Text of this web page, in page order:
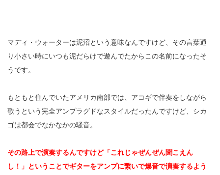
マディ・ウォーターは泥沼という意味なんですけど、その言葉通
り小さい時にいつも泥だらけで遊んでたからこの名前になったそ
うです。
もともと住んでいたアメリカ南部では、アコギで伴奏をしながら
歌うという完全アンプラグドなスタイルだったんですけど、シカ
ゴは都会でなかなかの騒音。
その路上で演奏するんですけど「これじゃぜんぜん聞こえん
し！」ということでギターをアンプに繋いで爆音で演奏するよう